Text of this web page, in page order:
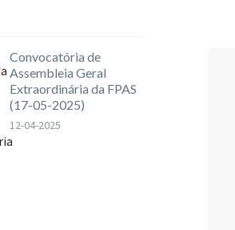
Convocatória de
Assembleia Geral
Extraordinária da FPAS
(17-05-2025)
12-04-2025